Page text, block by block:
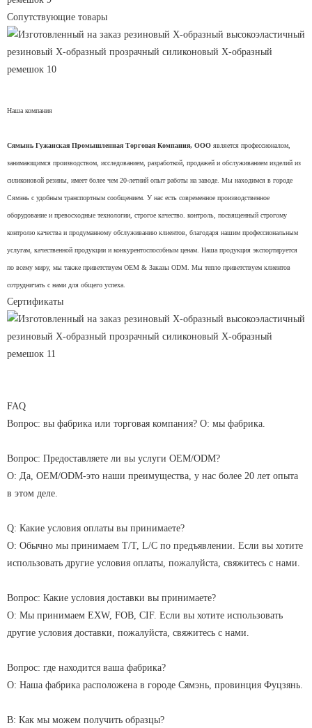
Сопутствующие товары
Наша компания
Сямынь Гужанская Промышленная Торговая Компания, ООО является профессионалом,
занимающимся производством, исследованием, разработкой, продажей и обслуживанием изделий из
силиконовой резины, имеет более чем 20-летний опыт работы на заводе. Мы находимся в городе
Сямэнь с удобным транспортным сообщением. У нас есть современное производственное
оборудование и превосходные технологии, строгое качество. контроль, посвященный строгому
контролю качества и продуманному обслуживанию клиентов, благодаря нашим профессиональным
услугам, качественной продукции и конкурентоспособным ценам. Наша продукция экспортируется
по всему миру, мы также приветствуем OEM & Заказы ODM. Мы тепло приветствуем клиентов
сотрудничать с нами для общего успеха.
Сертификаты
FAQ
Вопрос: вы фабрика или торговая компания? О: мы фабрика.
Вопрос: Предоставляете ли вы услуги OEM/ODM?
О: Да, OEM/ODM-это наши преимущества, у нас более 20 лет опыта
в этом деле.
Q: Какие условия оплаты вы принимаете?
О: Обычно мы принимаем T/T, L/C по предъявлении. Если вы хотите
использовать другие условия оплаты, пожалуйста, свяжитесь с нами.
Вопрос: Какие условия доставки вы принимаете?
О: Мы принимаем EXW, FOB, CIF. Если вы хотите использовать
другие условия доставки, пожалуйста, свяжитесь с нами.
Вопрос: где находится ваша фабрика?
О: Наша фабрика расположена в городе Сямэнь, провинция Фуцзянь.
В: Как мы можем получить образцы?